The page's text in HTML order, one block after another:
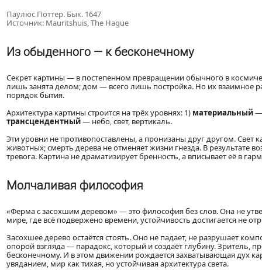
Паулюс Поттер. Бык. 1647
Источник: Mauritshuis, The Hague
Из обыденного — к бесконечному
Секрет картины — в постепенном превращении обычного в
лишь занята делом; дом — всего лишь постройка. Но их взаимное
порядок бытия.
Архитектура картины строится на трёх уровнях: 1) материальный—
трансцендентный— небо, свет, вертикаль.
Эти уровни не противопоставлены, а пронизаны друг другом. Свет
животных; смерть дерева не отменяет жизни гнезда. В результате
тревога. Картина не драматизирует бренность, а вписывает её в
Молчаливая философия
«Ферма с засохшим деревом» — это философия без слов. Она не
мире, где всё подвержено времени, устойчивость достигается не
Засохшее дерево остаётся стоять. Оно не падает, не разрушает
опорой взгляда — парадокс, который и создаёт глубину. Зритель,
бесконечному. И в этом движении рождается захватывающая дух
увяданием, мир как тихая, но устойчивая архитектура света.